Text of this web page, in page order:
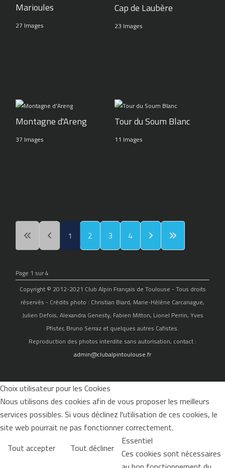
Marioules
27 Images
Cap de Laubère
23 Images
Montagne d'Areng
37 Images
Tour du Soum Blanc
11 Images
1 2 3 4
Page 1 sur 4
Copyright © 2012-2021 Club Alpin Français de Toulouse - Tous droits
réservés - Crédits photo : Christian Biard, Marie-Hélène Carcanague,
Julien Defois, Alexandra Genesty, Fabien Mitton, Lionel Perrin, Yves
Pfister, Bruno Serraz et quelques autres Cafistes.
Reproduction des photos interdite sans autorisation, contact :
admin@clubalpintoulouse.fr
Choix utilisateur pour les Cookies
Nous utilisons des cookies afin de vous proposer les meilleurs
services possibles. Si vous déclinez l'utilisation de ces cookies, le
site web pourrait ne pas fonctionner correctement.
Tout accepter
Tout décliner Essentiel
Ces cookies sont nécessaires